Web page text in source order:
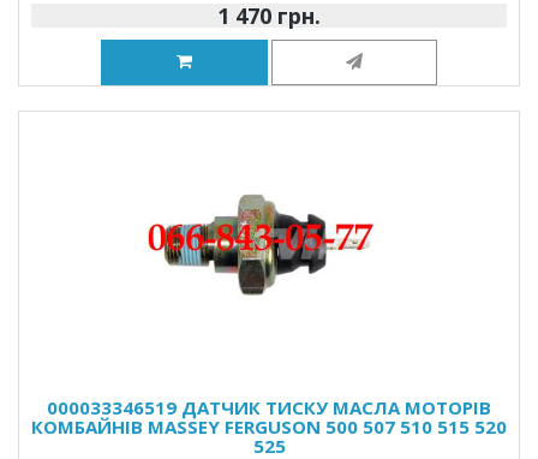
1 470 грн.
000033346519 ДАТЧИК ТИСКУ МАСЛА МОТОРІВ
КОМБАЙНІВ MASSEY FERGUSON 500 507 510 515 520
525